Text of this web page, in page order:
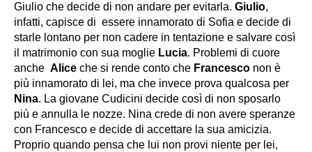
Giulio che decide di non andare per evitarla. Giulio,
infatti, capisce di essere innamorato di Sofia e decide di
starle lontano per non cadere in tentazione e salvare così
il matrimonio con sua moglie Lucia. Problemi di cuore
anche Alice che si rende conto che Francesco non è
più innamorato di lei, ma che invece prova qualcosa per
Nina. La giovane Cudicini decide così di non sposarlo
più e annulla le nozze. Nina crede di non avere speranze
con Francesco e decide di accettare la sua amicizia.
Proprio quando pensa che lui non provi niente per lei,